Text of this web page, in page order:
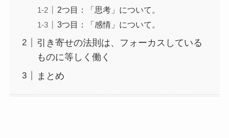
2つ目：「思考」について。
3つ目：「感情」について。
引き寄せの法則は、フォーカスしている
ものに等しく働く
まとめ